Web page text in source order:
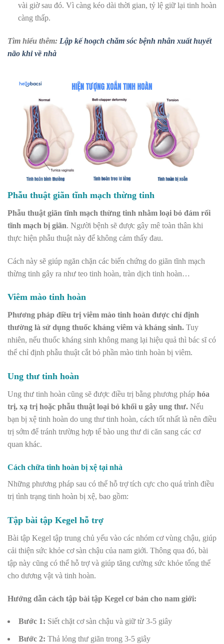
vài giờ sau đó. Vì càng kéo dài thời gian, tỷ lệ giữ lại tinh hoàn
càng thấp.
Tìm hiểu thêm: Lập kế hoạch chăm sóc bệnh nhân xuất huyết
não khi về nhà
Phẫu thuật giãn tĩnh mạch thừng tinh
Phẫu thuật giãn tĩnh mạch thừng tinh nhằm loại bỏ đám rối
tĩnh mạch bị giãn. Người bệnh sẽ được gây mê toàn thân khi
thực hiện phẫu thuật này để không cảm thấy đau.
Cách này sẽ giúp ngăn chặn các biến chứng do giãn tĩnh mạch
thừng tinh gây ra như teo tinh hoàn, tràn dịch tinh hoàn…
Viêm mào tinh hoàn
Phương pháp điều trị viêm mào tinh hoàn được chỉ định
thường là sử dụng thuốc kháng viêm và kháng sinh. Tuy
nhiên, nếu thuốc kháng sinh không mang lại hiệu quả thì bác sĩ có
thể chỉ định phẫu thuật cắt bỏ phần mào tinh hoàn bị viêm.
Ung thư tinh hoàn
Ung thư tinh hoàn cũng sẽ được điều trị bằng phương pháp hóa
trị, xạ trị hoặc phẫu thuật loại bỏ khối u gây ung thư. Nếu
bạn bị xệ tinh hoàn do ung thư tinh hoàn, cách tốt nhất là nên điều
trị sớm để tránh trường hợp tế bào ung thư di căn sang các cơ
quan khác.
Cách chữa tinh hoàn bị xệ tại nhà
Những phương pháp sau có thể hỗ trợ tích cực cho quá trình điều
trị tình trạng tinh hoàn bị xệ, bao gồm:
Tập bài tập Kegel hỗ trợ
Bài tập Kegel tập trung chủ yếu vào các nhóm cơ vùng chậu, giúp
cải thiện sức khỏe cơ sàn chậu của nam giới. Thông qua đó, bài
tập này cũng có thể hỗ trợ và giúp tăng cường sức khỏe tổng thể
cho dương vật và tinh hoàn.
Hướng dẫn cách tập bài tập Kegel cơ bản cho nam giới:
Bước 1: Siết chặt cơ sàn chậu và giữ từ 3-5 giây
Bước 2: Thả lỏng thư giãn trong 3-5 giây